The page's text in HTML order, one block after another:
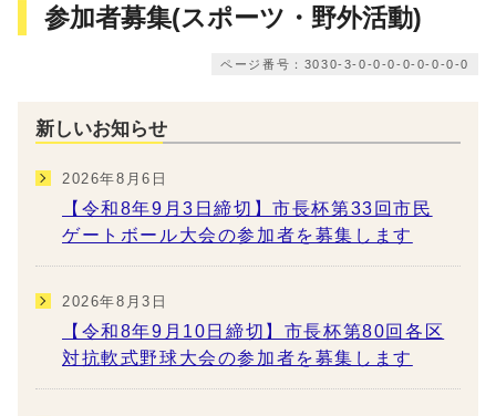
参加者募集(スポーツ・野外活動)
ページ番号：3030-3-0-0-0-0-0-0-0-0
新しいお知らせ
2026年8月6日
【令和8年9月3日締切】市長杯第33回市民
ゲートボール大会の参加者を募集します
2026年8月3日
【令和8年9月10日締切】市長杯第80回各区
対抗軟式野球大会の参加者を募集します